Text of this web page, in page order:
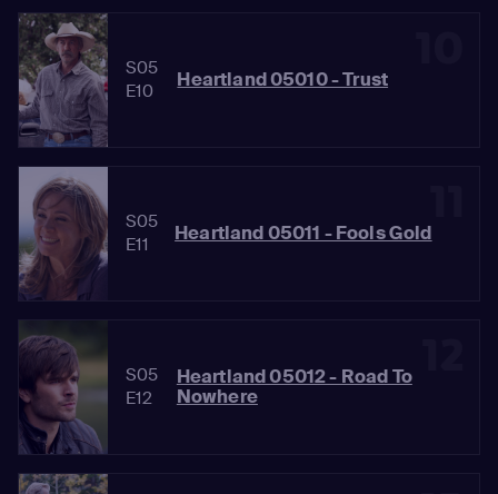
S05
E10
Heartland 05010 - Trust
S05
E11
Heartland 05011 - Fools Gold
S05
E12
Heartland 05012 - Road To
Nowhere